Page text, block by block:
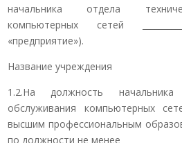
начальника отдела
компьютерных сетей
«предприятие»).
Название учреждения
1.2.На должность начальника
обслуживания компьютерных
высшим профессиональным
по должности не менее